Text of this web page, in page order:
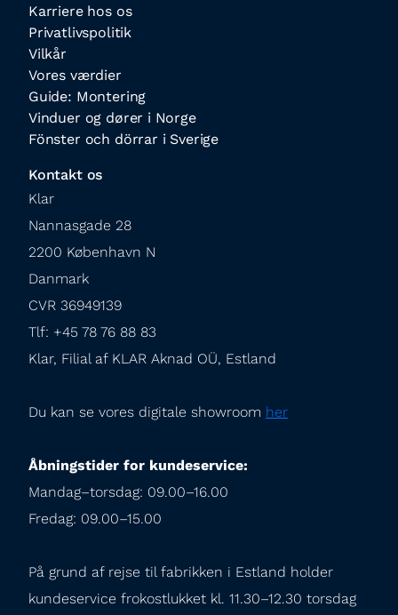
Karriere hos os
Privatlivspolitik
Vilkår
Vores værdier
Guide: Montering
Vinduer og dører i Norge
Fönster och dörrar i Sverige
Kontakt os
Klar
Nannasgade 28
2200 København N
Danmark
CVR 36949139
Tlf: +45 78 76 88 83
Klar, Filial af KLAR Aknad OÜ, Estland
Du kan se vores digitale showroom her
Åbningstider for kundeservice:
Mandag–torsdag: 09.00–16.00
Fredag: 09.00–15.00
På grund af rejse til fabrikken i Estland holder
kundeservice frokostlukket kl. 11.30–12.30 torsdag